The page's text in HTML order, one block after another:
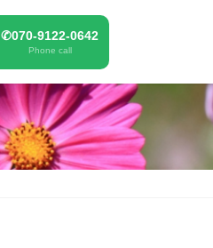
✆070-9122-0642
Phone call